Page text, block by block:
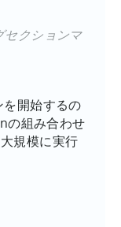
セクションマ
を開始するの
の組み合わせ
規模に実行